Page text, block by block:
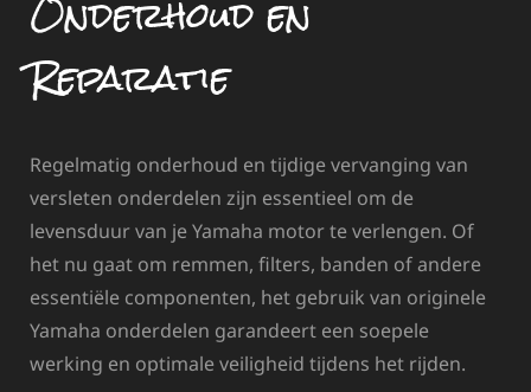
Reparatie
Regelmatig onderhoud en tijdige vervanging van
versleten onderdelen zijn essentieel om de
levensduur van je Yamaha motor te verlengen. Of
het nu gaat om remmen, filters, banden of andere
essentiële componenten, het gebruik van originele
Yamaha onderdelen garandeert een soepele
werking en optimale veiligheid tijdens het rijden.